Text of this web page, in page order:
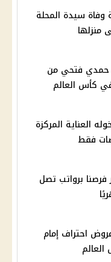
وفاة سيدة المحلة
فتحي من
في كأس العالم
العناية المركزة
فقط
برواتب تصل
احتراف إمام